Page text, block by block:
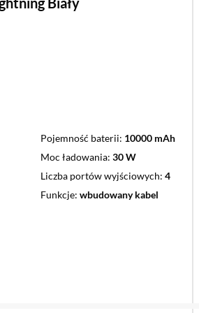
Pojemność baterii 10000 mAh
Moc ładowania 30 W
Liczba portów wyjściowych 4
Funkcje wbudowany kabel